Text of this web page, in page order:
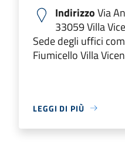
IndirizzoVia
33059 Villa
Sede degli uffici
Fiumicello Villa
LEGGI DI PIÙ